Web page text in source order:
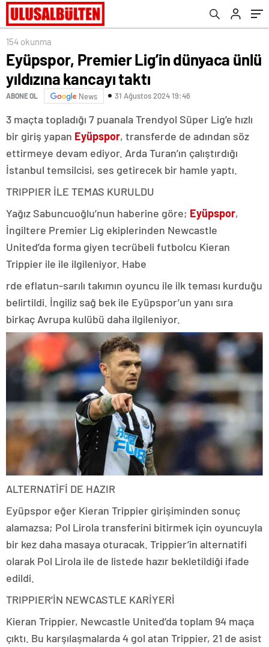
154 okunma
Eyüpspor, Premier Lig’in dünyaca ünlü
yıldızına kancayı taktı
ABONE OL News 31 Ağustos 2024 19:46
3 maçta topladığı 7 puanala Trendyol Süper Lig’e hızlı
bir giriş yapan Eyüpspor, transferde de adından söz
ettirmeye devam ediyor. Arda Turan’ın çalıştırdığı
İstanbul temsilcisi, ses getirecek bir hamle yaptı.
TRIPPIER İLE TEMAS KURULDU
Yağız Sabuncuoğlu’nun haberine göre; Eyüpspor,
İngiltere Premier Lig ekiplerinden Newcastle
United’da forma giyen tecrübeli futbolcu Kieran
Trippier ile ile ilgileniyor. Habe
rde eflatun-sarılı takımın oyuncu ile ilk teması kurduğu
belirtildi. İngiliz sağ bek ile Eyüpspor’un yanı sıra
birkaç Avrupa kulübü daha ilgileniyor.
ALTERNATİFİ DE HAZIR
Eyüpspor eğer Kieran Trippier girişiminden sonuç
alamazsa; Pol Lirola transferini bitirmek için oyuncuyla
bir kez daha masaya oturacak. Trippier’in alternatifi
olarak Pol Lirola ile de listede hazır bekletildiği ifade
edildi.
TRIPPIER’İN NEWCASTLE KARİYERİ
Kieran Trippier, Newcastle United’da toplam 94 maça
çıktı. Bu karşılaşmalarda 4 gol atan Trippier, 21 de asist